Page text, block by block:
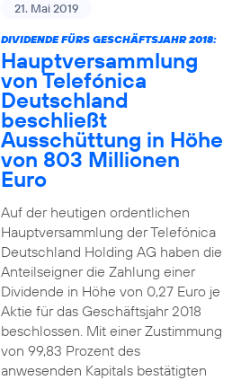
21. Mai 2019
DIVIDENDE FÜRS GESCHÄFTSJAHR 2018:
Hauptversammlung
von Telefónica
Deutschland
beschließt
Ausschüttung in Höhe
von 803 Millionen
Euro
Auf der heutigen ordentlichen
Hauptversammlung der Telefónica
Deutschland Holding AG haben die
Anteilseigner die Zahlung einer
Dividende in Höhe von 0,27 Euro je
Aktie für das Geschäftsjahr 2018
beschlossen. Mit einer Zustimmung
von 99,83 Prozent des
anwesenden Kapitals bestätigten